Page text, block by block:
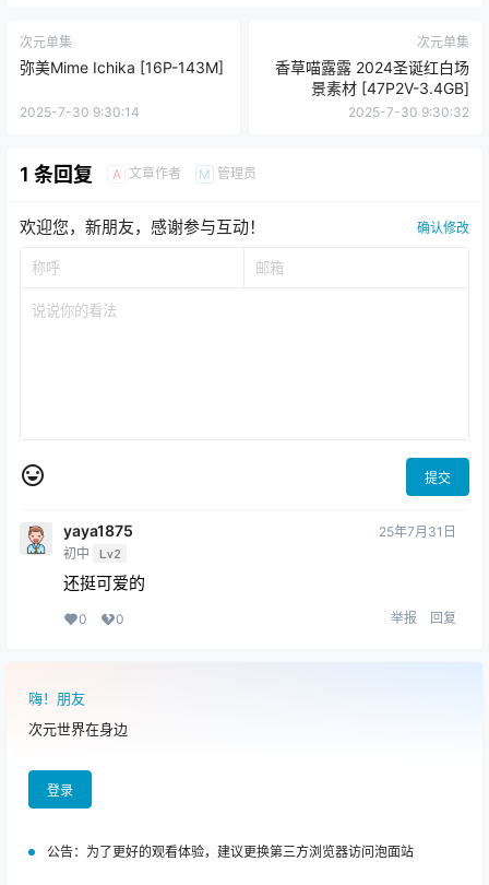
次元单集
弥美Mime Ichika [16P-143M]
2025-7-30 9:30:14
次元单集
香草喵露露 2024圣诞红白场
景素材 [47P2V-3.4GB]
2025-7-30 9:30:32
1 条回复 A 文章作者 M 管理员
欢迎您，新朋友，感谢参与互动！ 确认修改
提交
yaya1875
初中 Lv2
25年7月31日
还挺可爱的
0 0 举报 回复
嗨！朋友
次元世界在身边
登录
公告： 为了更好的观看体验，建议更换第三方浏览器访问泡面站